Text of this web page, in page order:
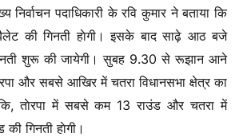
पदाधिकारी के रवि कुमार ने बताया कि
की गिनती हाेगी। इसके बाद साढ़े आठ बजे
शुरू की जायेगी। सुबह 9.30 से रूझान आने
और सबसे आखिर में चतरा विधानसभा क्षेत्र का
ताेरपा में सबसे कम 13 राउंड और चतरा में
गिनती हाेगी।